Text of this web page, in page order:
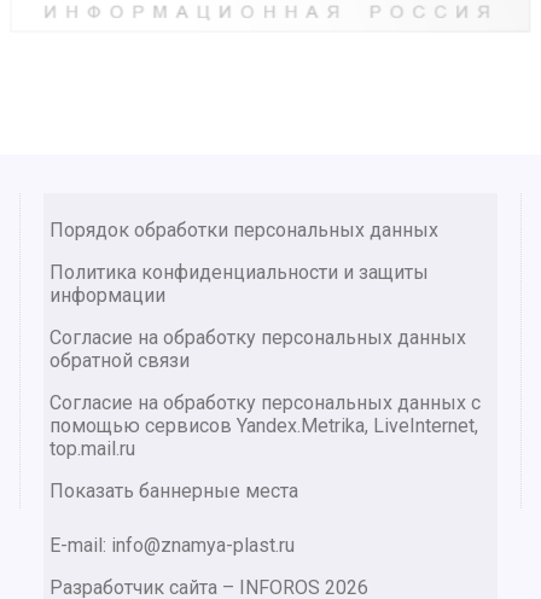
Порядок обработки персональных данных
Политика конфиденциальности и защиты
информации
Согласие на обработку персональных данных
обратной связи
Согласие на обработку персональных данных с
помощью сервисов Yandex.Metrika, LiveInternet,
top.mail.ru
Показать баннерные места
E-mail: info@znamya-plast.ru
Разработчик сайта – INFOROS 2026